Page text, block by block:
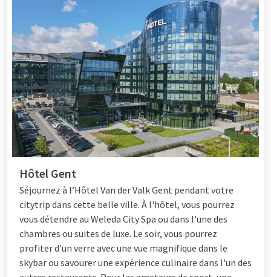
Hôtel Gent
Séjournez à l’Hôtel Van der Valk Gent pendant votre
citytrip dans cette belle ville. À l'hôtel, vous pourrez
vous détendre au Weleda City Spa ou dans l'une des
chambres ou suites de luxe. Le soir, vous pourrez
profiter d'un verre avec une vue magnifique dans le
skybar ou savourer une expérience culinaire dans l'un des